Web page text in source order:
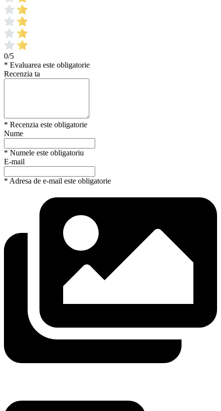
0/5
* Evaluarea este obligatorie
Recenzia ta
* Recenzia este obligatorie
Nume
* Numele este obligatoriu
E-mail
* Adresa de e-mail este obligatorie